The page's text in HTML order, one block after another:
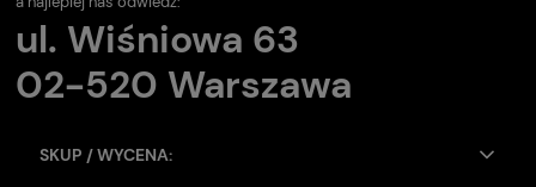
ul. Wiśniowa 63
02-520 Warszawa
SKUP / WYCENA: